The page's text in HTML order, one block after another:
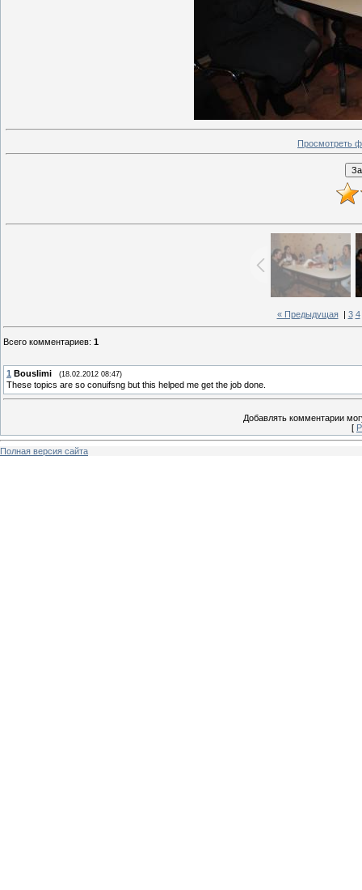
Просмотреть
« Предыдущая| 3 4
Всего комментариев: 1
1 Bouslimi (18.02.2012 08:47)
These topics are so conuifsng but this helped me get the job done.
Добавлять комментарии
[
Полная версия сайта